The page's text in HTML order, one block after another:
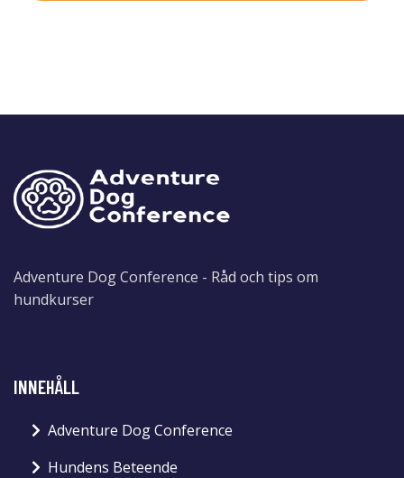
Adventure Dog Conference - Råd och tips om
hundkurser
INNEHÅLL
Adventure Dog Conference
Hundens Beteende